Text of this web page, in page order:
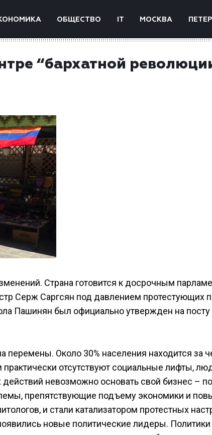
ОБЩЕСТВО IT МОСКВА
“бархатной
Страна готовится к досрочным
Серж Саргсян под давлением протестующих
Пашинян был официально утвержден на
перемены. Около 30% населения находится за
отсутствуют социальные лифты,
действий невозможно основать свой бизнес –
препятствующие подъему экономики и
и стали катализатором протестных
новые политические лидеры. Политики